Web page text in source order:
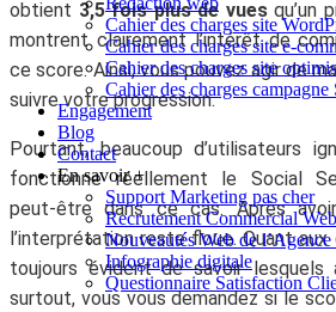
Cahier des charges site
Cahier des charges site e-
Cahier des charges site
Cahier des charges campagne
Engagement
Blog
Contact
En savoir +
Support Marketing pas cher
Recrutement Commercial
Nouveautés Web de
Infographie digitale
Questionnaire Satisfaction
obtient 3,5 fois plus de vuesqu’un
montrent clairement l’intérêt de
ce score. Ainsi, vous pouvez agir de
suivre votre progression.
Pourtant, beaucoup d’utilisateurs
fonctionne réellement le Social
peut‑être dans ce cas. Après
l’interprétation reste floue. Quant aux
toujours évident de savoir lesquels
surtout, vous vous demandez si le